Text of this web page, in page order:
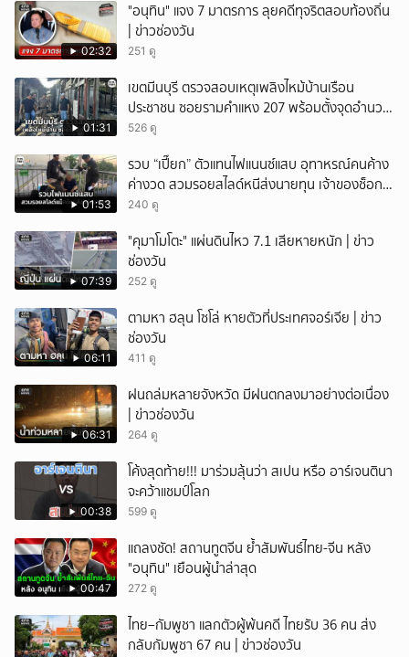
02:32
"อนุทิน" แจง 7 มาตรการ ลุยคดีทุจริตสอบท้องถิ่น
| ข่าวช่องวัน
251 ดู
01:31
เขตมีนบุรี ตรวจสอบเหตุเพลิงไหม้บ้านเรือน
ประชาชน ซอยรามคำแหง 207 พร้อมตั้งจุดอำนวย
การช่วยเหลือ
526 ดู
01:53
รวบ “เปี๊ยก” ตัวแทนไฟแนนซ์แสบ อุทาหรณ์คนค้าง
ค่างวด สวมรอยสไลด์หนีส่งนายทุน เจ้าของช็อก
หนี้ยังอยู่ - รถปลิว เสียหายกว่า 600,000 บาท
240 ดู
07:39
"คุมาโมโตะ" แผ่นดินไหว 7.1 เสียหายหนัก | ข่าว
ช่องวัน
252 ดู
06:11
ตามหา ฮลุน โซโล่ หายตัวที่ประเทศจอร์เจีย | ข่าว
ช่องวัน
411 ดู
06:31
ฝนถล่มหลายจังหวัด มีฝนตกลงมาอย่างต่อเนื่อง
| ข่าวช่องวัน
264 ดู
00:38
โค้งสุดท้าย!!! มาร่วมลุ้นว่า สเปน หรือ อาร์เจนตินา
จะคว้าแชมป์โลก
599 ดู
00:47
แถลงชัด! สถานทูตจีน ย้ำสัมพันธ์ไทย-จีน หลัง
"อนุทิน" เยือนผู้นำล่าสุด
272 ดู
ไทย–กัมพูชา แลกตัวผู้พ้นคดี ไทยรับ 36 คน ส่ง
กลับกัมพูชา 67 คน | ข่าวช่องวัน